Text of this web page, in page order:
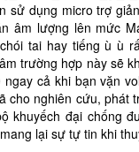
sử dụng micro trợ
âm lượng lên mức
tai hay tiếng ù ù
trường hợp này sẽ
ngay cả khi bạn vặn
cho nghiên cứu, phát
khuyếch đại chống
lại sự tự tin khi